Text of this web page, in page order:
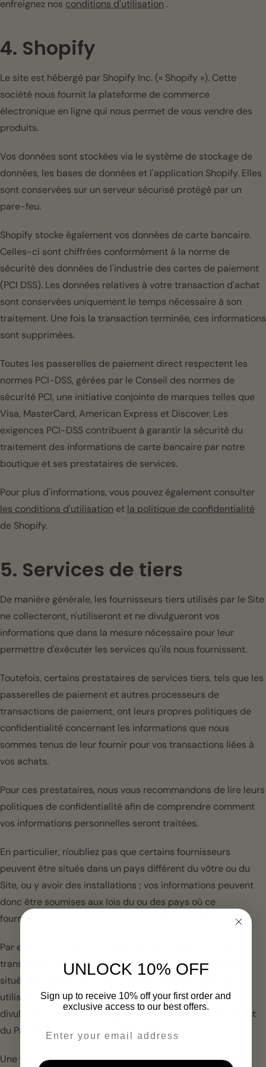
enfreignez nos conditions d'utilisation .
4. Shopify
Le site est hébergé par Shopify Inc. (« Shopify »). Cette
société nous fournit la plateforme de commerce
électronique en ligne qui nous permet de vous vendre des
produits.
Vos données sont stockées via le système de stockage de
données, les bases de données et l'application Shopify. Elles
sont conservées sur un serveur sécurisé protégé par un
pare-feu.
Shopify stocke également vos données de carte bancaire.
Celles-ci sont chiffrées conformément à la norme de
sécurité des données de l'industrie des cartes de paiement
(PCI DSS). Les données relatives à votre transaction d'achat
sont conservées uniquement le temps nécessaire à son
traitement. Une fois la transaction terminée, ces informations
sont supprimées.
Toutes les passerelles de paiement direct respectent les
normes PCI-DSS, gérées par le Conseil des normes de
sécurité PCI, une initiative conjointe de marques telles que
Visa, MasterCard, American Express et Discover. Les
exigences PCI-DSS contribuent à garantir la sécurité du
traitement des informations de carte bancaire par notre
boutique et ses prestataires de services.
Pour plus d'informations, vous pouvez également consulter
les conditions d'utilisation et la politique de confidentialité
de Shopify.
5. Services de tiers
De manière générale, les fournisseurs tiers utilisés par le Site
ne collecteront, n'utiliseront et ne divulgueront vos
informations que dans la mesure nécessaire pour leur
permettre d'exécuter les services qu'ils nous fournissent.
Toutefois, certains prestataires de services tiers, tels que les
passerelles de paiement et autres processeurs de
transactions de paiement, ont leurs propres politiques de
confidentialité concernant les informations que nous
sommes tenus de leur fournir pour vos transactions liées à
vos achats.
Pour ces prestataires, nous vous recommandons de lire leurs
politiques de confidentialité afin de comprendre comment
vos informations personnelles seront traitées.
En particulier, n'oubliez pas que certains fournisseurs
peuvent être situés dans un pays différent du vôtre ou du
Site, ou y avoir des installations ; vos informations peuvent
donc être soumises aux lois du ou des pays où ce
fournisseur de services ou ses installations sont situés.
Par exemple, si vous êtes situé au Canada et que votre
transaction est traitée par une passerelle de paiement
située aux États-Unis, vos renseignements personnels
utilisés pour effectuer cette transaction pourraient être
divulgués en vertu de la législation américaine, notamment
du Patriot Act.
Une fois que vous quittez le Site ou que vous êtes redirigé
UNLOCK 10% OFF
Sign up to receive 10% off your first order and
exclusive access to our best offers.